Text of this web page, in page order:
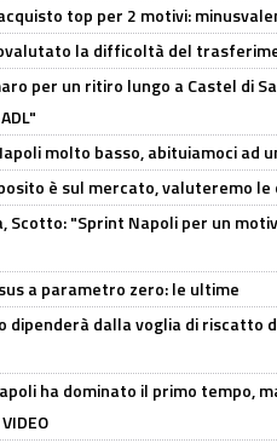
top per 2 motivi:
la difficoltà del
per un ritiro lungo a Castel di
molto basso, abituiamoci ad
è sul mercato, valuteremo
Scotto: "Sprint Napoli per un
a parametro zero: le ultime
dipenderà dalla voglia di riscatto
ha dominato il primo tempo,